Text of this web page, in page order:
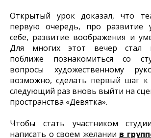
Открытый урок доказал, что
первую очередь, про развитие
себе, развитие воображения и
Для многих этот вечер стал
поближе познакомиться со
вопросы художественному
возможно, сделать первый шаг
следующий раз вновь выйти на
пространства «Девятка».
Чтобы стать участником
написать о своем желании в